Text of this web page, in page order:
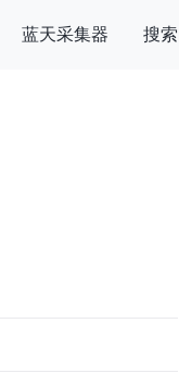
蓝天采集器 搜索